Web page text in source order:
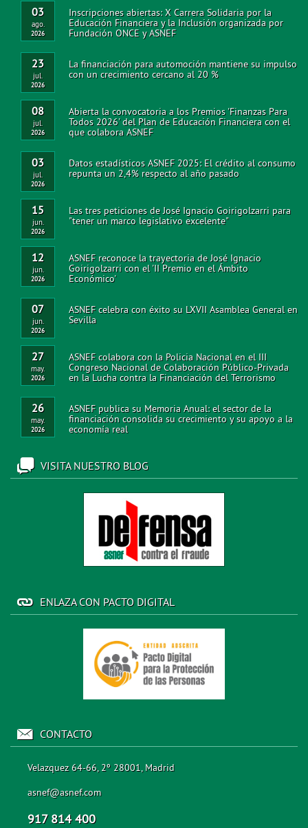
03
ago.
2026
Inscripciones abiertas: X Carrera Solidaria por la
Educación Financiera y la Inclusión organizada por
Fundación ONCE y ASNEF
23
jul.
2026
La financiación para automoción mantiene su impulso
con un crecimiento cercano al 20 %
08
jul.
2026
Abierta la convocatoria a los Premios 'Finanzas Para
Todos 2026' del Plan de Educación Financiera con el
que colabora ASNEF
03
jul.
2026
Datos estadísticos ASNEF 2025: El crédito al consumo
repunta un 2,4% respecto al año pasado
15
jun.
2026
Las tres peticiones de José Ignacio Goirigolzarri para
"tener un marco legislativo excelente"
12
jun.
2026
ASNEF reconoce la trayectoria de José Ignacio
Goirigolzarri con el 'II Premio en el Ámbito
Económico'
07
jun.
2026
ASNEF celebra con éxito su LXVII Asamblea General en
Sevilla
27
may.
2026
ASNEF colabora con la Policia Nacional en el III
Congreso Nacional de Colaboración Público-Privada
en la Lucha contra la Financiación del Terrorismo
26
may.
2026
ASNEF publica su Memoria Anual: el sector de la
financiación consolida su crecimiento y su apoyo a la
economía real
VISITA NUESTRO BLOG
ENLAZA CON PACTO DIGITAL
CONTACTO
Velazquez 64-66, 2º 28001, Madrid
asnef@asnef.com
917 814 400